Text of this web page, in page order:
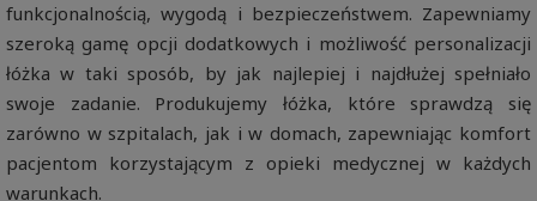
funkcjonalnością, wygodą i bezpieczeństwem. Zapewniamy
szeroką gamę opcji dodatkowych i możliwość personalizacji
łóżka w taki sposób, by jak najlepiej i najdłużej spełniało
swoje zadanie. Produkujemy łóżka, które sprawdzą się
zarówno w szpitalach, jak i w domach, zapewniając komfort
pacjentom korzystającym z opieki medycznej w każdych
warunkach.